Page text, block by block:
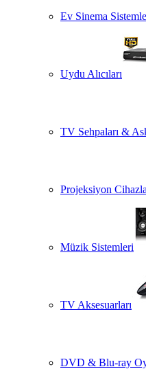
Ev Sinema
Uydu Alıcıları
TV Sehpaları &
Projeksiyon
Müzik Sistemleri
TV Aksesuarları
DVD & Blu-ray